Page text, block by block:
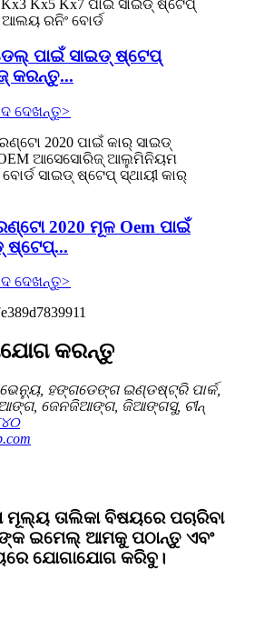
ପାଇଁ ସାଇଡ୍ ଷ୍ଟେପ୍
କରନ୍ତୁ...
ଦେଖନ୍ତୁ>
2020 ମୂଳ Oem ପାଇଁ
ଷ୍ଟେପ୍...
ଦେଖନ୍ତୁ>
କରନ୍ତୁ
ହଙ୍ଗଡେଙ୍ଗ ଇଣ୍ଡଷ୍ଟ୍ରି ପାର୍କ,
ଜେନଜିଆଙ୍ଗ, ଜିଆଙ୍ଗସୁ, ଚୀନ୍
ତାଲିକା ବିଷୟରେ ପଚାରିବା
ଇମେଲ୍ ଆମକୁ ପଠାନ୍ତୁ ଏବଂ
ଯୋଗାଯୋଗ କରିବୁ।